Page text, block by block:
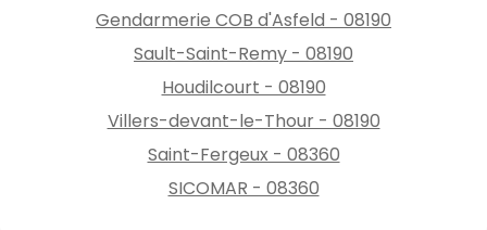
Gendarmerie COB d'Asfeld - 08190
Sault-Saint-Remy - 08190
Houdilcourt - 08190
Villers-devant-le-Thour - 08190
Saint-Fergeux - 08360
SICOMAR - 08360